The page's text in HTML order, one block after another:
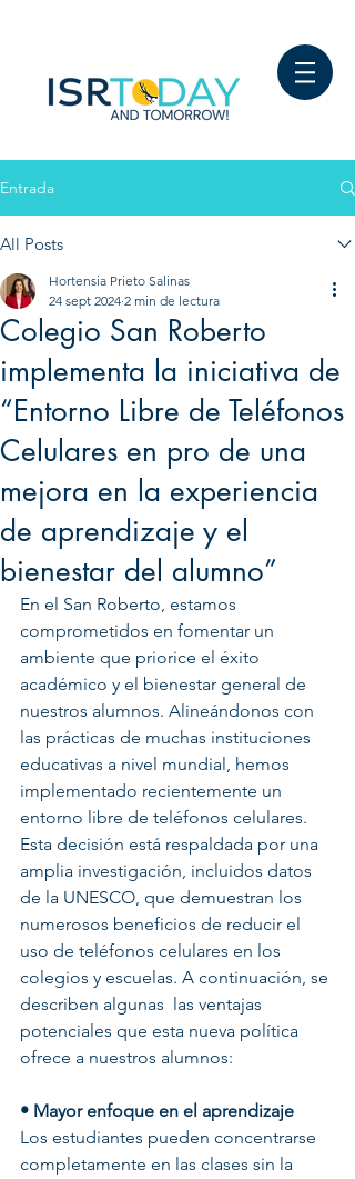
Entrada
All Posts
Colegio San Roberto
implementa la iniciativa de
“Entorno Libre de Teléfonos
Celulares en pro de una
mejora en la experiencia
de aprendizaje y el
bienestar del alumno”
Hortensia Prieto Salinas
24 sept 2024 2 min de lectura
En el San Roberto, estamos
comprometidos en fomentar un
ambiente que priorice el éxito
académico y el bienestar general de
nuestros alumnos. Alineándonos con
las prácticas de muchas instituciones
educativas a nivel mundial, hemos
implementado recientemente un
entorno libre de teléfonos celulares.
Esta decisión está respaldada por una
amplia investigación, incluidos datos
de la UNESCO, que demuestran los
numerosos beneficios de reducir el
uso de teléfonos celulares en los
colegios y escuelas. A continuación, se
describen algunas  las ventajas
potenciales que esta nueva política
ofrece a nuestros alumnos:
• Mayor enfoque en el aprendizaje
Los estudiantes pueden concentrarse
completamente en las clases sin la